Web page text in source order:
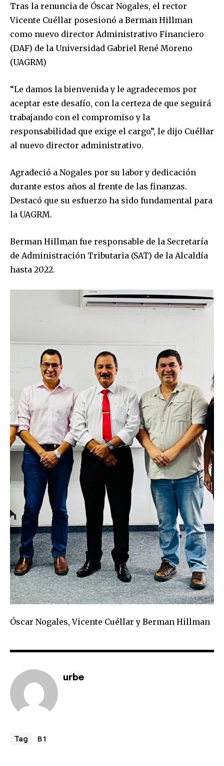
Join our community of
SUBSCRIBERS and be part of the
conversation.
To subscribe, simply enter your email address on our website
or click the subscribe button below. Don't worry, we respect
your privacy and won't spam your inbox. Your information is
safe with us.
I've read and accept the
Tras la renuncia de Óscar Nogales, el rector
Vicente Cuéllar posesionó a Berman Hillman
como nuevo director Administrativo Financiero
(DAF) de la Universidad Gabriel René Moreno
(UAGRM)
“Le damos la bienvenida y le agradecemos por
aceptar este desafío, con la certeza de que seguirá
trabajando con el compromiso y la
responsabilidad que exige el cargo”, le dijo Cuéllar
al nuevo director administrativo.
Agradeció a Nogales por su labor y dedicación
durante estos años al frente de las finanzas.
Destacó que su esfuerzo ha sido fundamental para
la UAGRM.
Berman Hillman fue responsable de la Secretaría
de Administración Tributaria (SAT) de la Alcaldía
hasta 2022.
Óscar Nogales, Vicente Cuéllar y Berman Hillman
urbe
Tag B1